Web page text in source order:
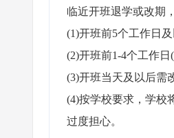
临近开班退学或改期
(1)开班前5个工作日
(2)开班前1-4个工作
(3)开班当天及以后需
(4)按学校要求，学校
过度担心。